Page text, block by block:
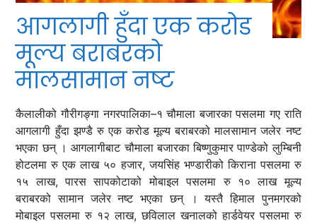
आगलागी हुँदा एक करोड
मूल्य बराबरको
मालसामान नष्ट
कैलालीको गौरीगङ्गा नगरपालिका–१ चौमाला बजारका पसलमा गए राति
आगलागी हुँदा झण्डै रु एक करोड मूल्य बराबरको मालसामान जलेर नष्ट
भएका छन् । आगलागीबाट चौमाला बजारका बिष्णुकुमार पाण्डेको लुम्बिनी
होटलमा रु एक लाख ५० हजार, जयसिंह भण्डारीको किराना पसलमा रु
१५ लाख, पारस सापकोटाको मोबाइल पसलमा रु १० लाख मूल्य
बराबरको सामान जलेर नष्ट भएका छन् । यस्तै हिमाल पुनमगरको
मोबाइल पसलमा रु १२ लाख, छविलाल खनालको हार्डवेयर पसलमा रु